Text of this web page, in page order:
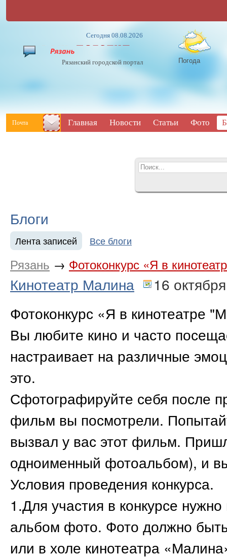
Сегодня 08.08.2026
Рязанский городской портал Погода
Почта Главная Новости Статьи Фото
Блоги
Лента записей Все блоги
Рязань → Фотоконкурс «Я в
Кинотеатр Малина
16
Фотоконкурс «Я в кинотеатре
Вы любите кино и часто
настраивает на различные
это.
Сфотографируйте себя после
фильм вы посмотрели.
вызвал у вас этот фильм.
одноименный фотоальбом), и
Условия проведения конкурса.
1.Для участия в конкурсе
альбом фото. Фото должно
или в холе кинотеатра